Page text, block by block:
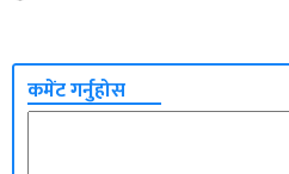
कमेंट गर्नुहोस